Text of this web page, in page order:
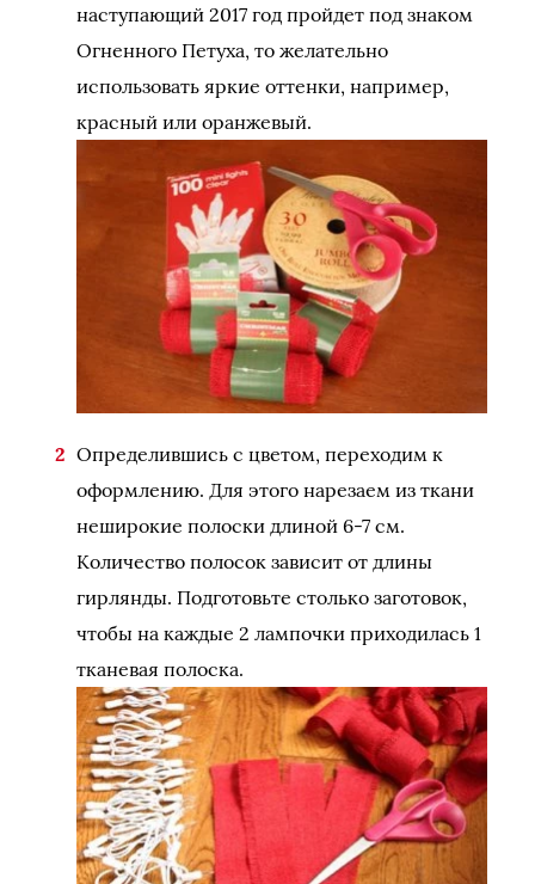
наступающий 2017 год пройдет под знаком
Огненного Петуха, то желательно
использовать яркие оттенки, например,
красный или оранжевый.
Определившись с цветом, переходим к
оформлению. Для этого нарезаем из ткани
неширокие полоски длиной 6-7 см.
Количество полосок зависит от длины
гирлянды. Подготовьте столько заготовок,
чтобы на каждые 2 лампочки приходилась 1
тканевая полоска.